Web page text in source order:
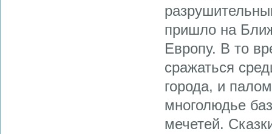
пришло на
Европу. В то
сражаться
города, и
многолюдье
мечетей.